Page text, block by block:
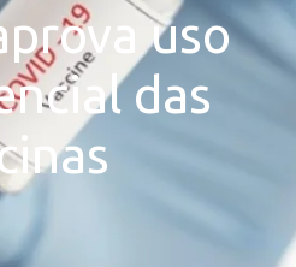
uso
das